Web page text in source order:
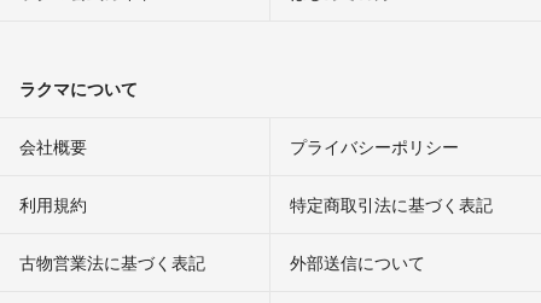
ラクマについて
会社概要 プライバシーポリシー
利用規約 特定商取引法に基づく表記
古物営業法に基づく表記 外部送信について